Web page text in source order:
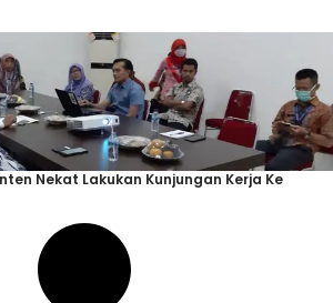
Nekat Lakukan Kunjungan Kerja Ke